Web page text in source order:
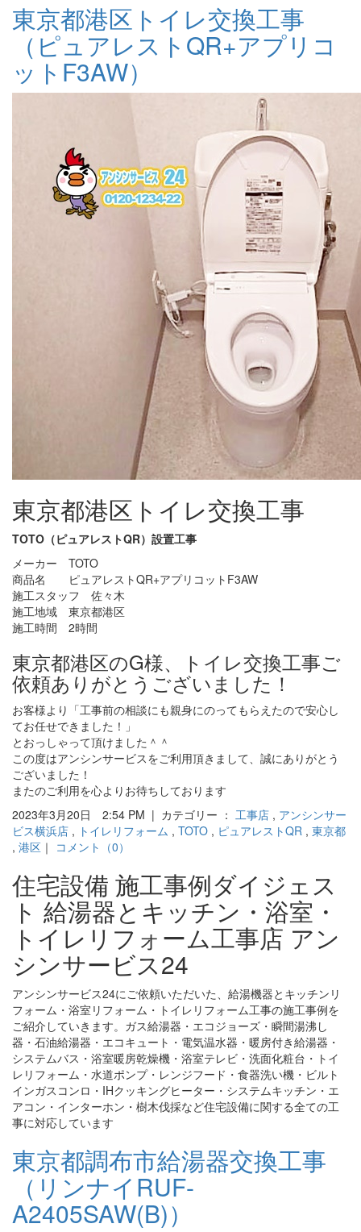
東京都港区トイレ交換工事
（ピュアレストQR+アプリコ
ットF3AW）
東京都港区トイレ交換工事
TOTO（ピュアレストQR）設置工事
メーカー TOTO
商品名 ピュアレストQR+アプリコットF3AW
施工スタッフ 佐々木
施工地域 東京都港区
施工時間 2時間
東京都港区のG様、トイレ交換工事ご
依頼ありがとうございました！
お客様より「工事前の相談にも親身にのってもらえたので安心し
てお任せできました！」
とおっしゃって頂けました＾＾
この度はアンシンサービスをご利用頂きまして、誠にありがとう
ございました！
またのご利用を心よりお待ちしております
2023年3月20日 2:54 PM | カテゴリー ： 工事店 , アンシンサー
ビス横浜店 , トイレリフォーム , TOTO , ピュアレストQR , 東京都
, 港区 ｜ コメント（0）
住宅設備 施工事例ダイジェス
ト 給湯器とキッチン・浴室・
トイレリフォーム工事店 アン
シンサービス24
アンシンサービス24にご依頼いただいた、給湯機器とキッチンリ
フォーム・浴室リフォーム・トイレリフォーム工事の施工事例を
ご紹介していきます。ガス給湯器・エコジョーズ・瞬間湯沸し
器・石油給湯器・エコキュート・電気温水器・暖房付き給湯器・
システムバス・浴室暖房乾燥機・浴室テレビ・洗面化粧台・トイ
レリフォーム・水道ポンプ・レンジフード・食器洗い機・ビルト
インガスコンロ・IHクッキングヒーター・システムキッチン・エ
アコン・インターホン・樹木伐採など住宅設備に関する全ての工
事に対応しています
東京都調布市給湯器交換工事
（リンナイRUF-
A2405SAW(B)）